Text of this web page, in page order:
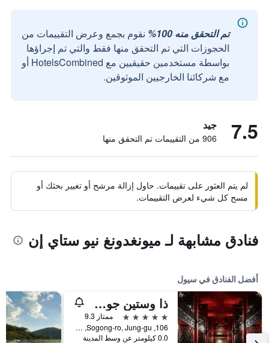
تم التحقق منه 100%
نقوم بجمع وعرض التقييمات من
الحجوزات التي تم التحقق منها فقط والتي تم إجراؤها
بواسطة مستخدمين حقيقيين مع HotelsCombined أو
مع شركائنا الخارجيين الموثوقين.
7.5 جيد
906 من التقييمات تم التحقق منها
لم يتم العثور على تقييمات. حاول إزالة مرشح أو تغيير بحثك أو
مسح كل شيء لعرض التقييمات.
فنادق مشابهة لـ ميونغدونغ نيو ستاي إن
أفضل الفنادق في سيول
ذا وستين جوسون سول
5 نجوم
ممتاز 9.3
106, Sogong-ro, Jung-gu, سيول, كوريا الجنوبية
0.0 كيلومتر عن وسط المدينة